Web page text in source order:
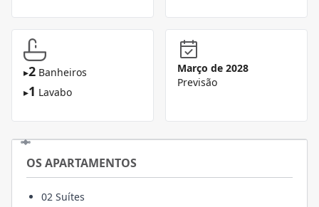
▸2 Banheiros
▸1 Lavabo
Março de 2028
Previsão
OS APARTAMENTOS
02 Suítes